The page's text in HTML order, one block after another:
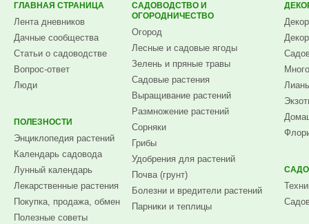
ГЛАВНАЯ СТРАНИЦА
Лента дневников
Дачные сообщества
Статьи о садоводстве
Вопрос-ответ
Люди
ПОЛЕЗНОСТИ
Энциклопедия растений
Календарь садовода
Лунный календарь
Лекарственные растения
Покупка, продажа, обмен
Полезные советы
САДОВОДСТВО И
ОГОРОДНИЧЕСТВО
Огород
Лесные и садовые ягоды
Зелень и пряные травы
Садовые растения
Выращивание растений
Размножение растений
Сорняки
Грибы
Удобрения для растений
Почва (грунт)
Болезни и вредители растений
Парники и теплицы